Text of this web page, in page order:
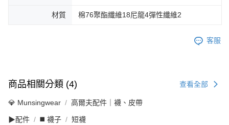
材質 棉76聚酯纖維18尼龍4彈性纖維2
客服
商品相關分類 (4) 查看全部
💎 Munsingwear 高爾夫配件｜襪、皮帶
▶配件 ◼️ 襪子 短襪